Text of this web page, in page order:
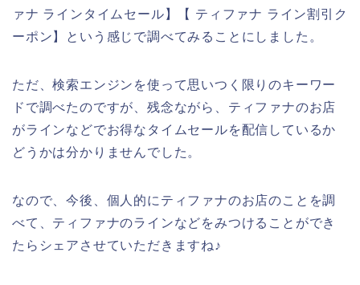
ァナ ラインタイムセール】【 ティファナ ライン割引ク
ーポン】という感じで調べてみることにしました。
ただ、検索エンジンを使って思いつく限りのキーワー
ドで調べたのですが、残念ながら、ティファナのお店
がラインなどでお得なタイムセールを配信しているか
どうかは分かりませんでした。
なので、今後、個人的にティファナのお店のことを調
べて、ティファナのラインなどをみつけることができ
たらシェアさせていただきますね♪